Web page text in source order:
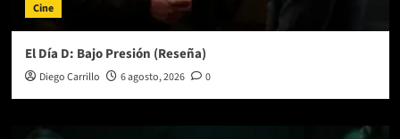
Cine
El Día D: Bajo Presión (Reseña)
Diego Carrillo 6 agosto, 2026 0